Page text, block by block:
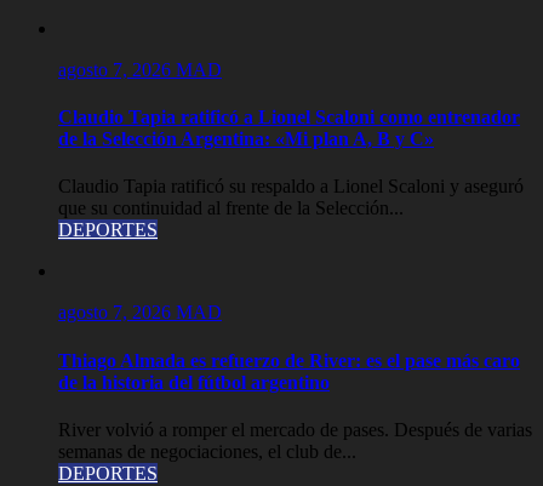
agosto 7, 2026 MAD
Claudio Tapia ratificó a Lionel Scaloni como entrenador
de la Selección Argentina: «Mi plan A, B y C»
Claudio Tapia ratificó su respaldo a Lionel Scaloni y aseguró
que su continuidad al frente de la Selección...
DEPORTES
agosto 7, 2026 MAD
Thiago Almada es refuerzo de River: es el pase más caro
de la historia del fútbol argentino
River volvió a romper el mercado de pases. Después de varias
semanas de negociaciones, el club de...
DEPORTES